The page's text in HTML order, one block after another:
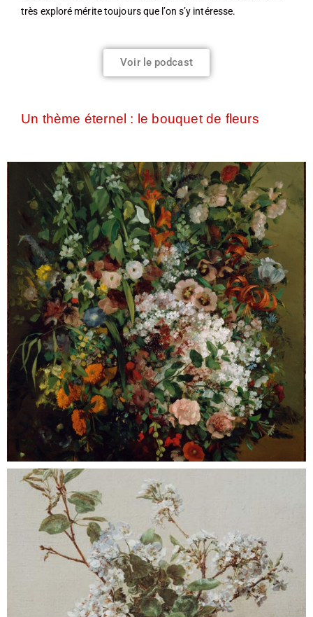
très exploré mérite toujours que l’on s’y intéresse.
Voir le podcast
Un thème éternel : le bouquet de fleurs